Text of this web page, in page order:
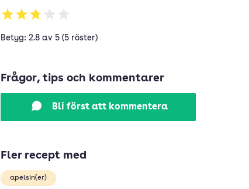
Betyg: 2.8 av 5 (5 röster)
Frågor, tips och kommentarer
Bli först att kommentera
Fler recept med
apelsin(er)